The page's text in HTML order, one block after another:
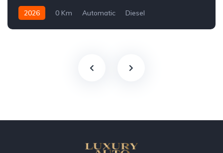
2026 0 Km Automatic Diesel